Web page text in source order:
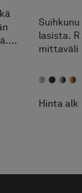
lasista.
Hinta alk